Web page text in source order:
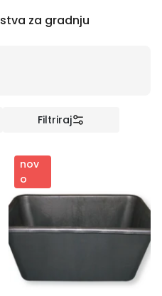
za gradnju
Filtriraj
nov
o